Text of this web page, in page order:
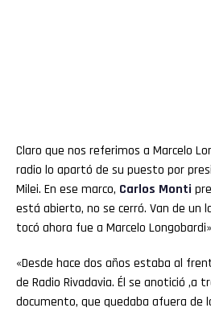
Claro que nos referimos a Marcelo
radio lo apartó de su puesto por
Milei. En ese marco, Carlos Monti
está abierto, no se cerró. Van de un
tocó ahora fue a Marcelo
«Desde hace dos años estaba al
de Radio Rivadavia. Él se anotició ,a
documento, que quedaba afuera de